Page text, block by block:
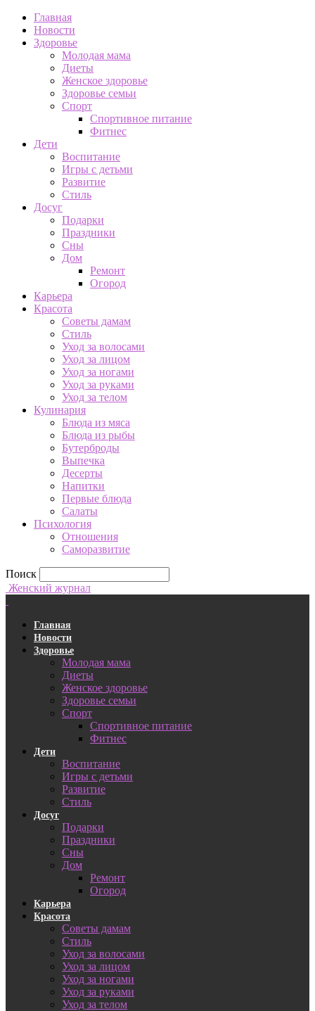
Главная
Новости
Здоровье
Молодая мама
Диеты
Женское здоровье
Здоровье семьи
Спорт
Спортивное питание
Фитнес
Дети
Воспитание
Игры с детьми
Развитие
Стиль
Досуг
Подарки
Праздники
Сны
Дом
Ремонт
Огород
Карьера
Красота
Советы дамам
Стиль
Уход за волосами
Уход за лицом
Уход за ногами
Уход за руками
Уход за телом
Кулинария
Блюда из мяса
Блюда из рыбы
Бутерброды
Выпечка
Десерты
Напитки
Первые блюда
Салаты
Психология
Отношения
Саморазвитие
Поиск
Женский журнал
Главная
Новости
Здоровье
Молодая мама
Диеты
Женское здоровье
Здоровье семьи
Спорт
Спортивное питание
Фитнес
Дети
Воспитание
Игры с детьми
Развитие
Стиль
Досуг
Подарки
Праздники
Сны
Дом
Ремонт
Огород
Карьера
Красота
Советы дамам
Стиль
Уход за волосами
Уход за лицом
Уход за ногами
Уход за руками
Уход за телом